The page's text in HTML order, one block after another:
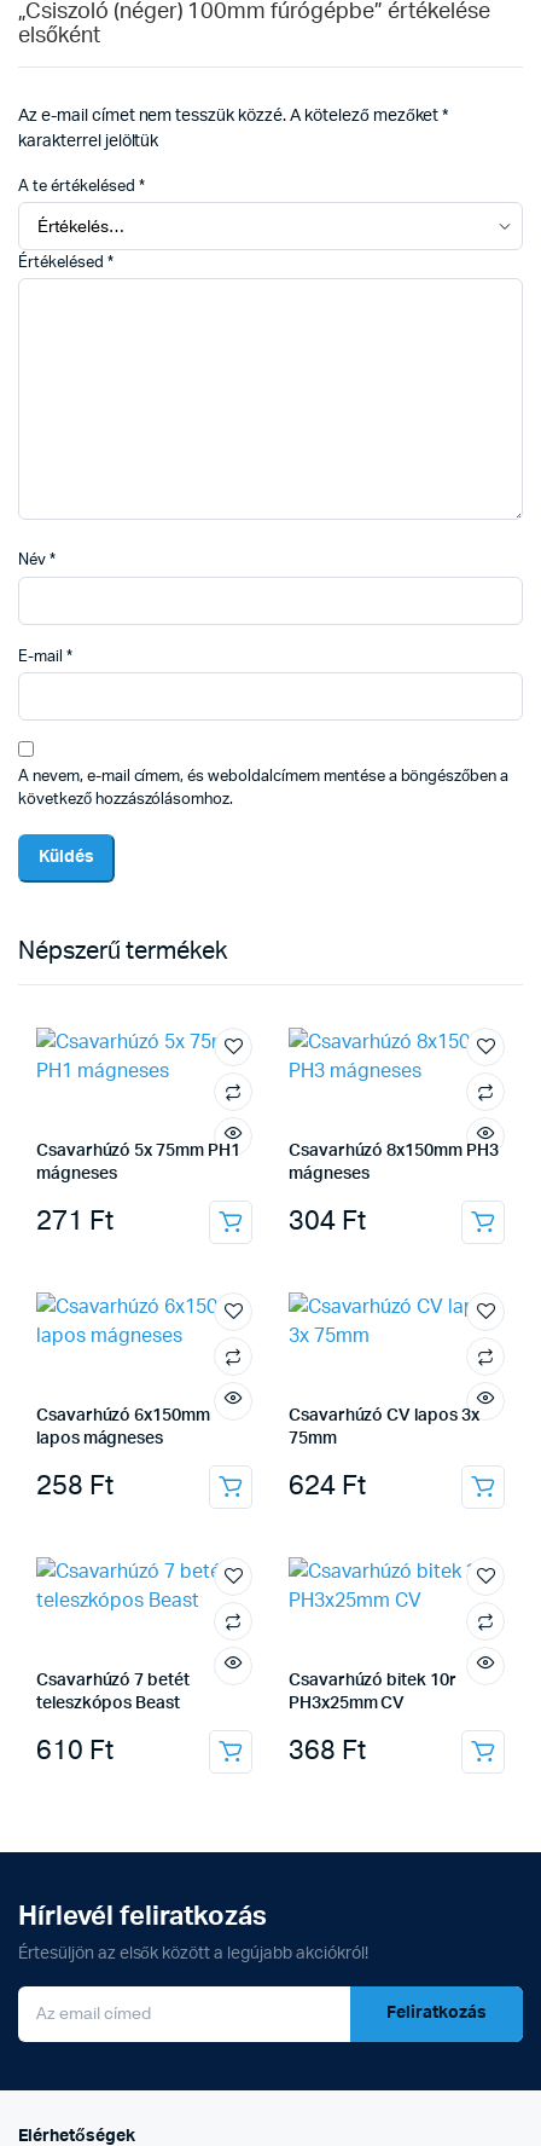
„Csiszoló (néger) 100mm fúrógépbe” értékelése
elsőként
Az e-mail címet nem tesszük közzé. A kötelező mezőket*
karakterrel jelöltük
A te értékelésed *
Értékelésed *
Név *
E-mail *
A nevem, e-mail címem, és weboldalcímem mentése a böngészőben a
következő hozzászólásomhoz.
Népszerű termékek
Csavarhúzó 5x 75mm PH1
mágneses
271 Ft
Csavarhúzó 8x150mm PH3
mágneses
304 Ft
Csavarhúzó 6x150mm
lapos mágneses
258 Ft
Csavarhúzó CV lapos 3x
75mm
624 Ft
Csavarhúzó 7 betét
teleszkópos Beast
610 Ft
Csavarhúzó bitek 10r
PH3x25mm CV
368 Ft
Hírlevél feliratkozás
Értesüljön az elsők között a legújabb akciókról!
Feliratkozás
Elérhetőségek